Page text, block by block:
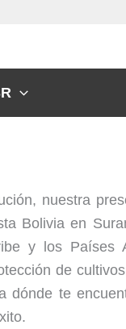
nuestra
Bolivia en
y los Países
de
dónde te